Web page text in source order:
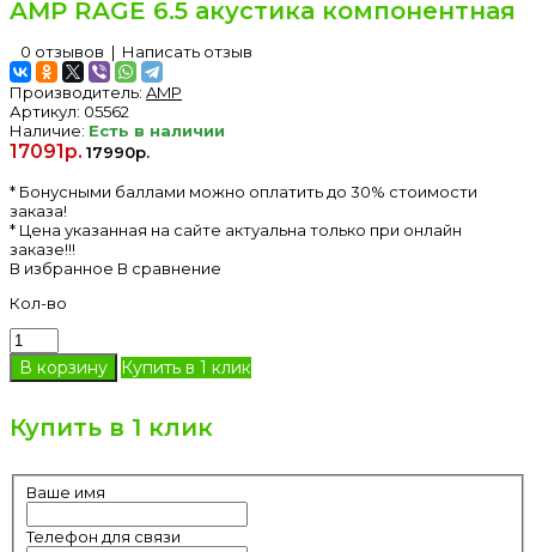
AMP RAGE 6.5 акустика компонентная
0 отзывов | Написать отзыв
Производитель: AMP
Артикул: 05562
Наличие: Есть в наличии
17091р. 17990р.
* Бонусными баллами можно оплатить до 30% стоимости
заказа!
* Цена указанная на сайте актуальна только при онлайн
заказе!!!
В избранное В сравнение
Кол-во
Купить в 1 клик
Купить в 1 клик
Ваше имя
Телефон для связи